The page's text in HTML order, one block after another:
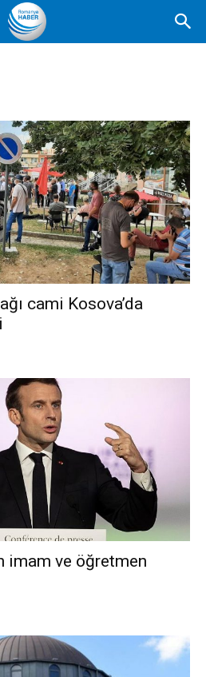
cami Kosova’da
imam ve öğretmen